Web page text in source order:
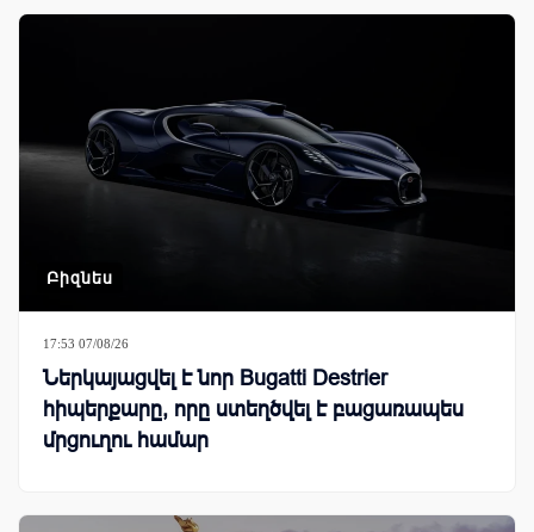
Բիզնես
17:53 07/08/26
Ներկայացվել է նոր Bugatti Destrier
հիպերքարը, որը ստեղծվել է բացառապես
մրցուղու համար